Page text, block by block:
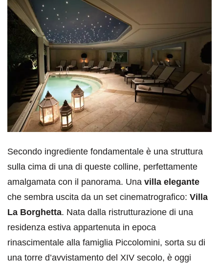
Secondo ingrediente fondamentale è una struttura
sulla cima di una di queste colline, perfettamente
amalgamata con il panorama. Una villa elegante
che sembra uscita da un set cinematrografico: Villa
La Borghetta. Nata dalla ristrutturazione di una
residenza estiva appartenuta in epoca
rinascimentale alla famiglia Piccolomini, sorta su di
una torre d’avvistamento del XIV secolo, è oggi